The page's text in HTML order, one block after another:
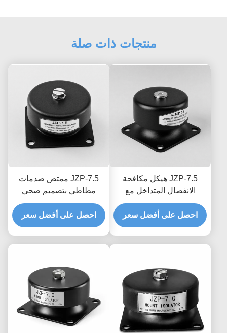
منتجات ذات صلة
JZP-7.5 هيكل مكافحة
الانفصال المتداخل مع
امتصاص الصدمات
المطاطي مع تعقب الشرائح
المصنوعة بشكل دائم
احصل على أفضل سعر
JZP-7.5 ممتص صدمات
مطاطي بتصميم صحي
وسلس مع سهولة الغسل
والتخميد التدريجي
احصل على أفضل سعر